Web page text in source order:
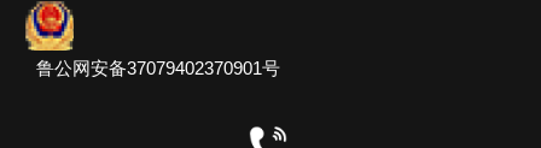
总经理直通专线：15615666161
(周一至周五10:00-11:00)
鲁公网安备37079402370901号